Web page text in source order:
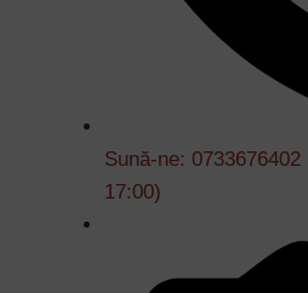
Sună-ne:
17:00)